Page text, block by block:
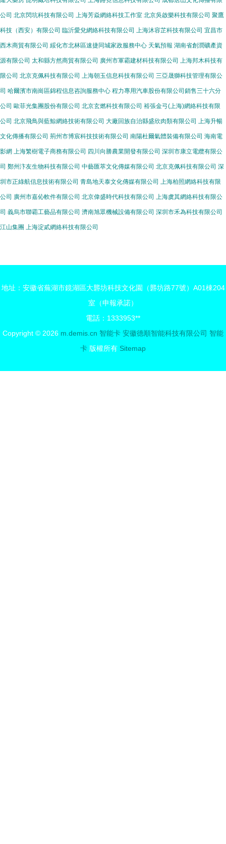
公司 北京閃坑科技有限公司 上海芳焱網絡科技工作室 北京吳啟樂科技有限公司 聚鷹
科技（西安）有限公司 臨沂愛兌網絡科技有限公司 上海沐容芷科技有限公司 宜昌市
西木商貿有限公司 綏化市北林區速捷同城家政服務中心 天氣預報 湖南省創潤礦產資
源有限公司 太和縣方然商貿有限公司 廣州市軍霸建材科技有限公司 上海邦木科技有
限公司 北京克佩科技有限公司 上海朝玉信息科技有限公司 三亞晟獅科技管理有限公
司 哈爾濱市南崗區錦程信息咨詢服務中心 程力專用汽車股份有限公司銷售三十六分
公司 歐菲光集團股份有限公司 北京玄燃科技有限公司 裕張金弓(上海)網絡科技有限
公司 北京飛鳥與藍鯨網絡技術有限公司 大廠回族自治縣盛欣肉類有限公司 上海升暢
文化傳播有限公司 荊州市博宸科技技術有限公司 南陽杜爾氣體裝備有限公司 海南電
影網 上海繁樹電子商務有限公司 四川向勝農業開發有限公司 深圳市康立電纜有限公
司 鄭州汴友生物科技有限公司 中藝匯萃文化傳媒有限公司 北京克佩科技有限公司 深
圳市正綠航信息技術有限公司 青島地天泰文化傳媒有限公司 上海柏照網絡科技有限
公司 廣州市嘉伈軟件有限公司 北京偉盛時代科技有限公司 上海虞其網絡科技有限公
司 義烏市聯霸工藝品有限公司 濟南旭眾機械設備有限公司 深圳市禾為科技有限公司
江山集團 上海淀貳網絡科技有限公司
地址：安徽省蕪湖市鏡湖區大礱坊科技文化園（礱坊路77號）A01棟204
室（申報承諾）
電話：1333953**
Copyright © 2026 m.demis.cn 智能卡 安徽德順智能科技有限公司 智能
卡 版權所有 Sitemap